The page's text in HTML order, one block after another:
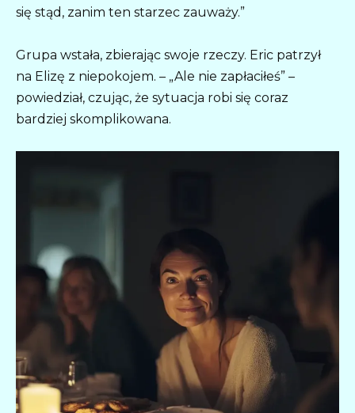
się stąd, zanim ten starzec zauważy.”
Grupa wstała, zbierając swoje rzeczy. Eric patrzył
na Elizę z niepokojem. – „Ale nie zapłaciłeś” –
powiedział, czując, że sytuacja robi się coraz
bardziej skomplikowana.